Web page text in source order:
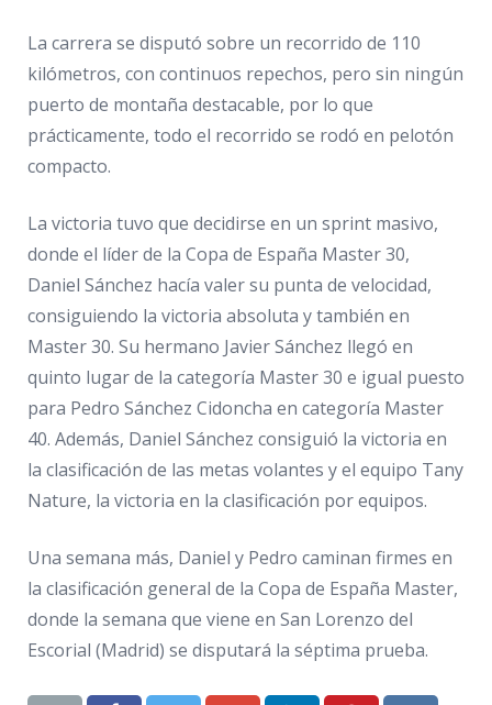
La carrera se disputó sobre un recorrido de 110
kilómetros, con continuos repechos, pero sin ningún
puerto de montaña destacable, por lo que
prácticamente, todo el recorrido se rodó en pelotón
compacto.
La victoria tuvo que decidirse en un sprint masivo,
donde el líder de la Copa de España Master 30,
Daniel Sánchez hacía valer su punta de velocidad,
consiguiendo la victoria absoluta y también en
Master 30. Su hermano Javier Sánchez llegó en
quinto lugar de la categoría Master 30 e igual puesto
para Pedro Sánchez Cidoncha en categoría Master
40. Además, Daniel Sánchez consiguió la victoria en
la clasificación de las metas volantes y el equipo Tany
Nature, la victoria en la clasificación por equipos.
Una semana más, Daniel y Pedro caminan firmes en
la clasificación general de la Copa de España Master,
donde la semana que viene en San Lorenzo del
Escorial (Madrid) se disputará la séptima prueba.